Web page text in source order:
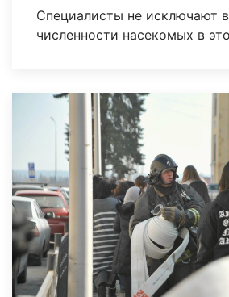
Специалисты не исключают
численности насекомых в